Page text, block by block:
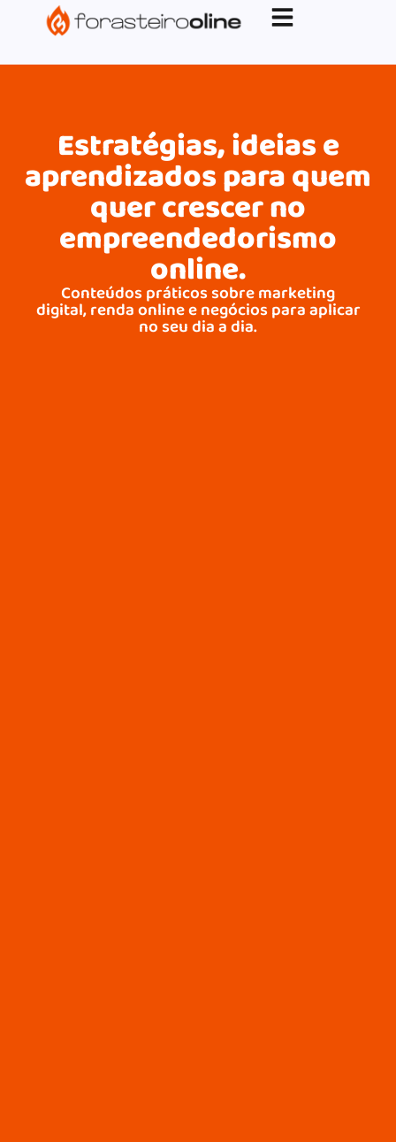
G-XVBZZCFH00pub-5970489886047746AW-
17954400846.
Estratégias, ideias e
aprendizados para quem
quer crescer no
empreendedorismo
online.
Conteúdos práticos sobre marketing
digital, renda online e negócios para aplicar
no seu dia a dia.